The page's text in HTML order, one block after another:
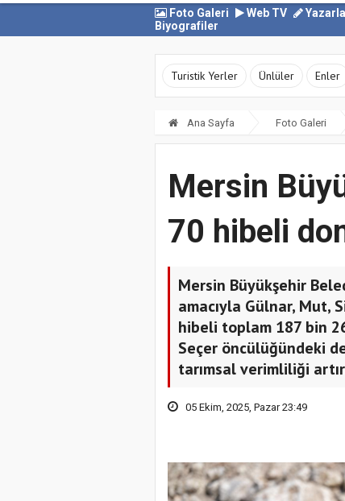
Foto Galeri
Web TV
Biyografiler
Turistik Yerler Ünlüler Enler
Ana Sayfa Foto Galeri
Mersin
70 hibeli
Mersin Büyükşehir
amacıyla Gülnar, Mut,
hibeli toplam 187 bin
Seçer öncülüğündeki
tarımsal verimliliği
05 Ekim, 2025, Pazar 23:49